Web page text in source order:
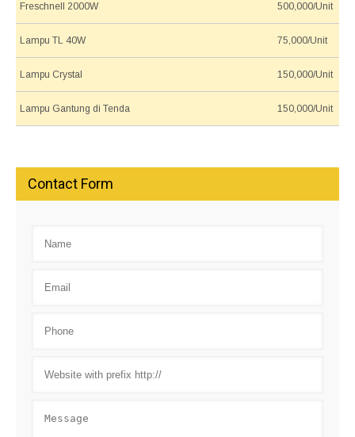
Freschnell 2000W 500,000/Unit
Lampu TL 40W 75,000/Unit
Lampu Crystal 150,000/Unit
Lampu Gantung di Tenda 150,000/Unit
Contact Form